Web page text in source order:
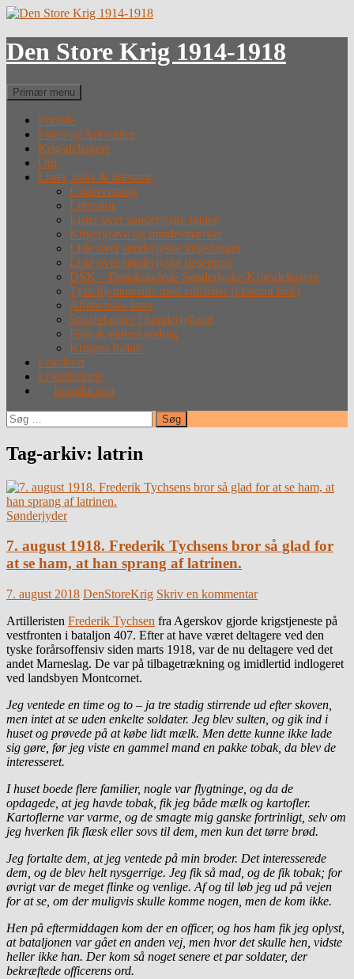
Hop
indhold
Den Store Krig 1914-1918
Søg
Primær menu
Forside
Fotos og Arkivalier
Krigsdeltagere
Om
Lister, links & litteratur
Undervisning
Litteratur
Lister over sønderjyske faldne
Krigergrave og mindesmærker
Liste over sønderjyske krigsfanger
Liste over sønderjyske desertører
DSK – Dansksindede Sønderjyske Krigsdeltagere
Tysk hjemmeside med tabslister (eksternt link)
Alfabetiske lister
Straffefanger i Sønderjylland
Film & videoforedrag
Krigens forløb
Leksikon
Lokalhistorie
Introduction
Søg
efter:
Tag-arkiv: latrin
Sønderjyder
7. august 1918. Frederik Tychsens bror så glad for
at se ham, at han sprang af latrinen.
7. august 2018 DenStoreKrig Skriv en kommentar
Artilleristen Frederik Tychsen fra Agerskov gjorde krigstjeneste på
vestfronten i bataljon 407. Efter at have været deltagere ved den
tyske forårsoffensiv siden marts 1918, var de nu deltagere ved det
andet Marneslag. De var på tilbagetrækning og imidlertid indlogeret
ved landsbyen Montcornet.
Jeg ventede en time og to – ja tre stadig stirrende ud efter skoven,
men intet at se uden enkelte soldater. Jeg blev sulten, og gik ind i
huset og prøvede på at købe lidt mælk. Men dette kunne ikke lade
sig gøre, før jeg viste en gammel mand en pakke tobak, da blev de
interesseret.
I huset boede flere familier, nogle var flygtninge, og da de
opdagede, at jeg havde tobak, fik jeg både mælk og kartofler.
Kartoflerne var varme, og de smagte mig ganske fortrinligt, selv om
jeg hverken fik flæsk eller sovs til dem, men kun det tørre brød.
Jeg fortalte dem, at jeg ventede på min broder. Det interesserede
dem, og de blev helt nysgerrige. Jeg fik så mad, og de fik tobak; for
øvrigt var de meget flinke og venlige. Af og til løb jeg ud på vejen
for at se, om der muligvis skulle komme nogen, men de kom ikke.
Hen på eftermiddagen kom der en officer, og hos ham fik jeg oplyst,
at bataljonen var gået en anden vej, men hvor det skulle hen, vidste
heller ikke han. Der kom så noget senere et par soldater, der
bekræftede officerens ord.